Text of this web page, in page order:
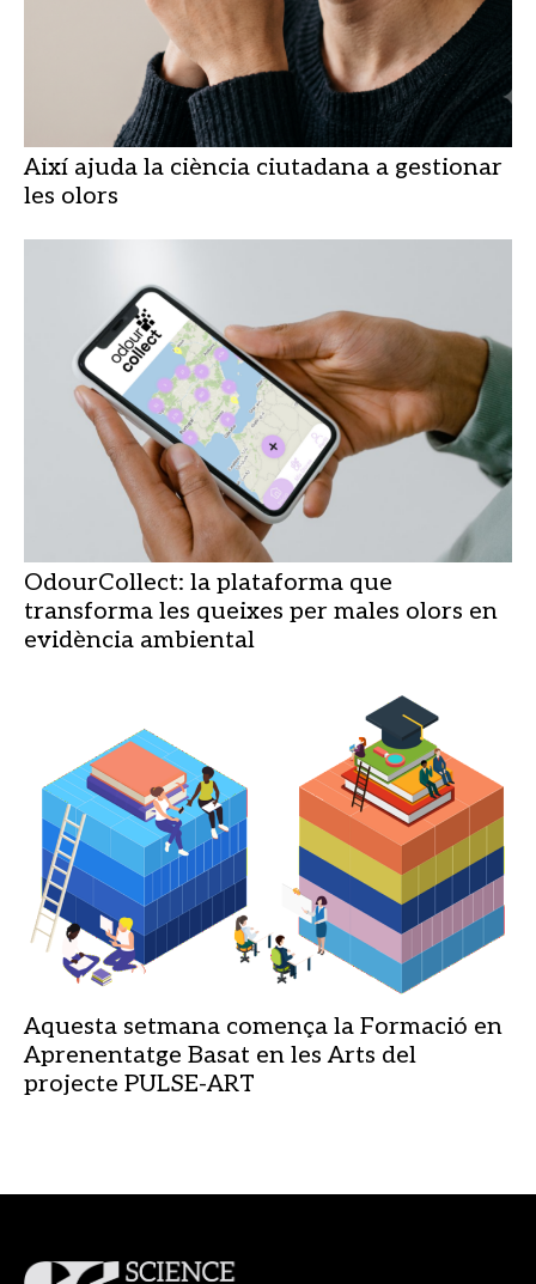
Així ajuda la ciència ciutadana a gestionar
les olors
OdourCollect: la plataforma que
transforma les queixes per males olors en
evidència ambiental
Aquesta setmana comença la Formació en
Aprenentatge Basat en les Arts del
projecte PULSE-ART